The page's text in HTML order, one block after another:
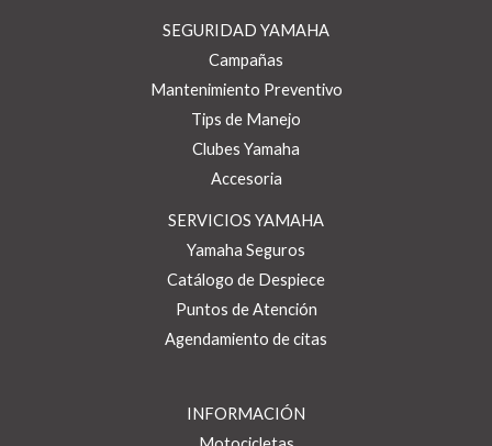
SEGURIDAD YAMAHA
Campañas
Mantenimiento Preventivo
Tips de Manejo
Clubes Yamaha
Accesoria
SERVICIOS YAMAHA
Yamaha Seguros
Catálogo de Despiece
Puntos de Atención
Agendamiento de citas
INFORMACIÓN